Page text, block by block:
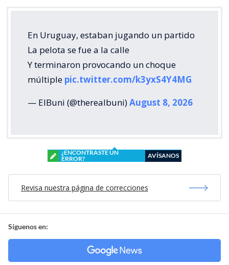
En Uruguay, estaban jugando un partido
La pelota se fue a la calle
Y terminaron provocando un choque
múltiple pic.twitter.com/k3yxS4Y4MG
— ElBuni (@therealbuni)August 8, 2026
¿ENCONTRASTE UN
ERROR?
AVÍSANOS
Revisa nuestra página de correcciones
Síguenos en: